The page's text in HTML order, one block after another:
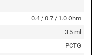
---
0.4 / 0.7 / 1.0 Ohm
3.5 ml
PCTG